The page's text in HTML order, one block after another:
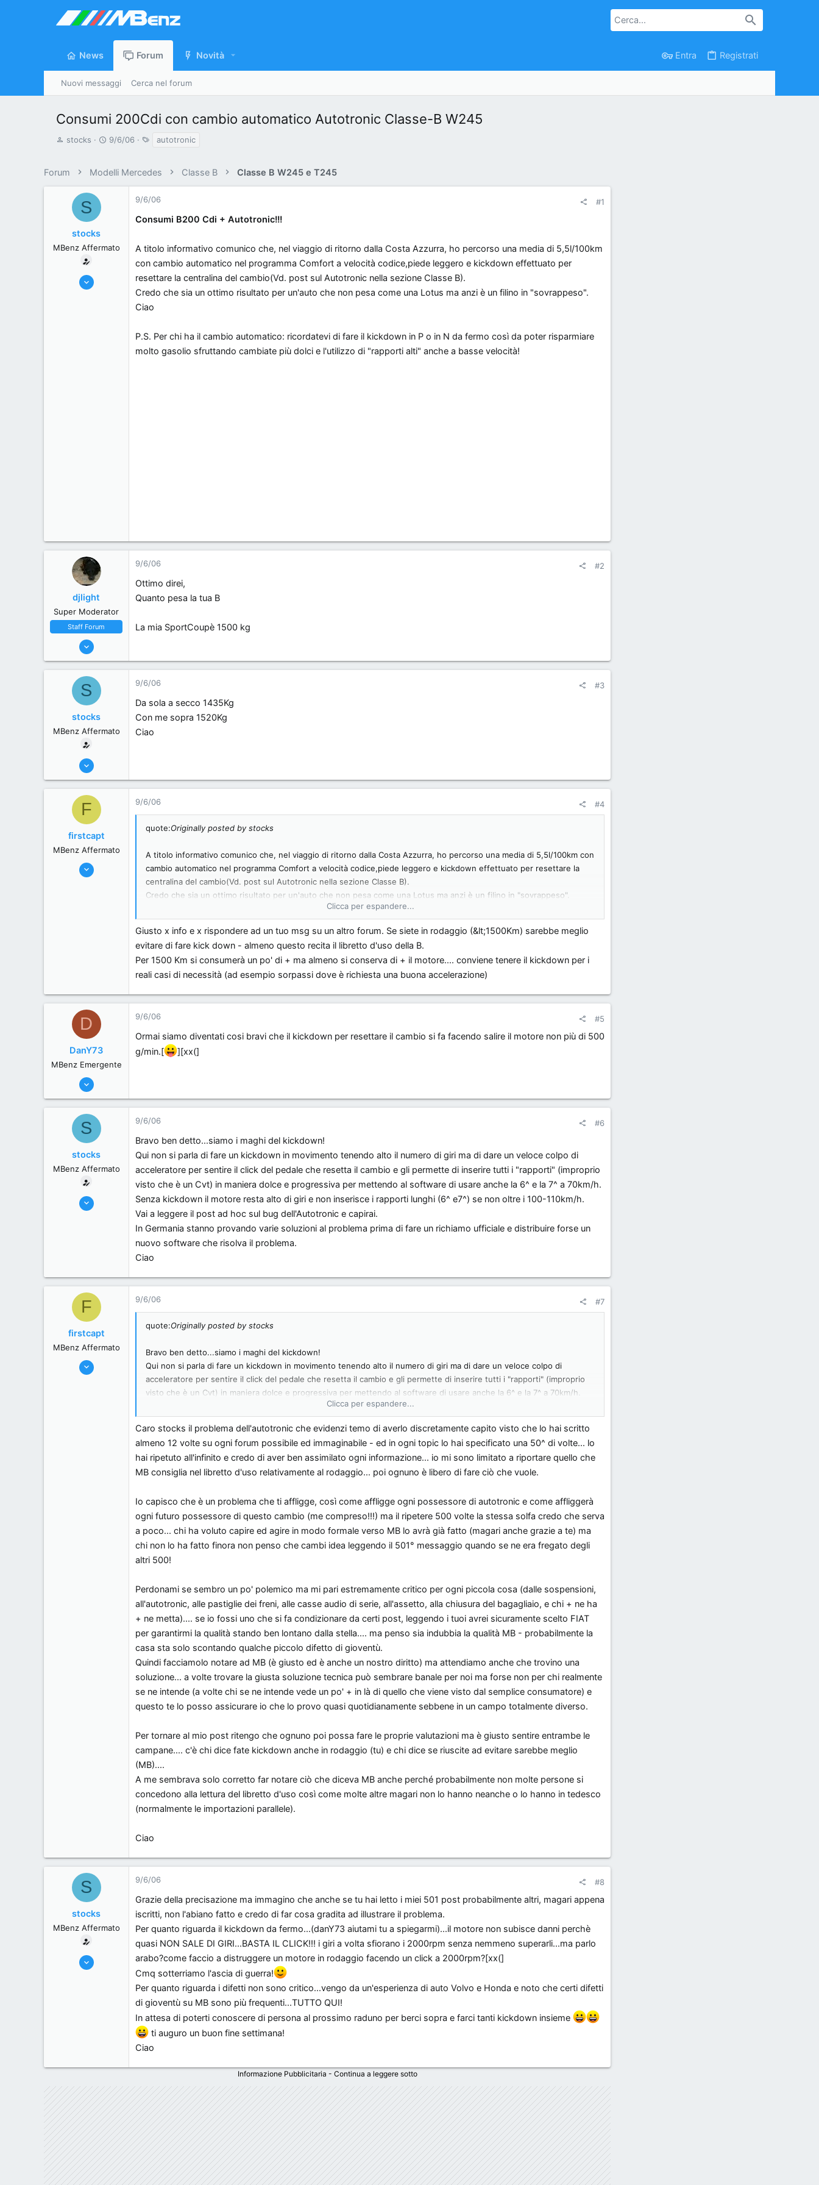
News Forum Novità Entra Registrati
Nuovi messaggi Cerca nel forum
Consumi 200Cdi con cambio automatico Autotronic Classe-B W245
A
o
s
stocks
D
a
i
9/6/06 autotronic
Forum Modelli Mercedes Classe B Classe B W245 e T245
S
stocks
MBenz Affermato
9/6/06 #1
Consumi B200 Cdi + Autotronic!!!
A titolo informativo comunico che, nel viaggio di ritorno dalla Costa Azzurra, ho percorso una media di 5,5l/100km
con cambio automatico nel programma Comfort a velocità codice,piede leggero e kickdown effettuato per
resettare la centralina del cambio(Vd. post sul Autotronic nella sezione Classe B).
Credo che sia un ottimo risultato per un'auto che non pesa come una Lotus ma anzi è un filino in "sovrappeso".
Ciao
P.S. Per chi ha il cambio automatico: ricordatevi di fare il kickdown in P o in N da fermo così da poter risparmiare
molto gasolio sfruttando cambiate più dolci e l'utilizzo di "rapporti alti" anche a basse velocità!
djlight
Super Moderator
Staff Forum
22/5/06
18
Milano, Italy
9/6/06 #2
Ottimo direi,
Quanto pesa la tua B
La mia SportCoupè 1500 kg
S
stocks
MBenz Affermato
0
brescia, Italy.
9/6/06 #3
Da sola a secco 1435Kg
Con me sopra 1520Kg
Ciao
F
firstcapt
MBenz Affermato
9/6/06 #4
quote:Originally posted by stocks
A titolo informativo comunico che, nel viaggio di ritorno dalla Costa Azzurra, ho percorso una media di 5,5l/100km con
cambio automatico nel programma Comfort a velocità codice,piede leggero e kickdown effettuato per resettare la
centralina del cambio(Vd. post sul Autotronic nella sezione Classe B).
Credo che sia un ottimo risultato per un'auto che non pesa come una Lotus ma anzi è un filino in "sovrappeso".
P.S. Per chi ha il cambio automatico: ricordatevi di fare il kickdown in P o in N da fermo così da poter risparmiare
molto gasolio sfruttando cambiate più dolci e l'utilizzo di "rapporti alti" anche a basse velocità!
Clicca per espandere...
Giusto x info e x rispondere ad un tuo msg su un altro forum. Se siete in rodaggio (&lt;1500Km) sarebbe meglio
evitare di fare kick down - almeno questo recita il libretto d'uso della B.
Per 1500 Km si consumerà un po' di + ma almeno si conserva di + il motore.... conviene tenere il kickdown per i
reali casi di necessità (ad esempio sorpassi dove è richiesta una buona accelerazione)
D
DanY73
MBenz Emergente
0
9/6/06 #5
Ormai siamo diventati cosi bravi che il kickdown per resettare il cambio si fa facendo salire il motore non più di 500
g/min.[
][xx(]
S
stocks
MBenz Affermato
9/6/06 #6
Bravo ben detto...siamo i maghi del kickdown!
Qui non si parla di fare un kickdown in movimento tenendo alto il numero di giri ma di dare un veloce colpo di
acceleratore per sentire il click del pedale che resetta il cambio e gli permette di inserire tutti i "rapporti" (improprio
visto che è un Cvt) in maniera dolce e progressiva per mettendo al software di usare anche la 6^ e la 7^ a 70km/h.
Senza kickdown il motore resta alto di giri e non inserisce i rapporti lunghi (6^ e7^) se non oltre i 100-110km/h.
Vai a leggere il post ad hoc sul bug dell'Autotronic e capirai.
In Germania stanno provando varie soluzioni al problema prima di fare un richiamo ufficiale e distribuire forse un
nuovo software che risolva il problema.
Ciao
F
firstcapt
MBenz Affermato
9/6/06 #7
quote:Originally posted by stocks
Bravo ben detto...siamo i maghi del kickdown!
Qui non si parla di fare un kickdown in movimento tenendo alto il numero di giri ma di dare un veloce colpo di
acceleratore per sentire il click del pedale che resetta il cambio e gli permette di inserire tutti i "rapporti" (improprio
visto che è un Cvt) in maniera dolce e progressiva per mettendo al software di usare anche la 6^ e la 7^ a 70km/h.
Senza kickdown il motore resta alto di giri e non inserisce i rapporti lunghi (6^ e7^) se non oltre i 100-110km/h.
Vai a leggere il post ad hoc sul bug dell'Autotronic e capirai.
In Germania stanno provando varie soluzioni al problema prima di fare un richiamo ufficiale e distribuire forse un
nuovo software che risolva il problema.
Ciao
Clicca per espandere...
Caro stocks il problema dell'autotronic che evidenzi temo di averlo discretamente capito visto che lo hai scritto
almeno 12 volte su ogni forum possibile ed immaginabile - ed in ogni topic lo hai specificato una 50^ di volte... lo
hai ripetuto all'infinito e credo di aver ben assimilato ogni informazione... io mi sono limitato a riportare quello che
MB consiglia nel libretto d'uso relativamente al rodaggio... poi ognuno è libero di fare ciò che vuole.
Io capisco che è un problema che ti affligge, così come affligge ogni possessore di autotronic e come affliggerà
ogni futuro possessore di questo cambio (me compreso!!!) ma il ripetere 500 volte la stessa solfa credo che serva
a poco... chi ha voluto capire ed agire in modo formale verso MB lo avrà già fatto (magari anche grazie a te) ma
chi non lo ha fatto finora non penso che cambi idea leggendo il 501° messaggio quando se ne era fregato degli
altri 500!
Perdonami se sembro un po' polemico ma mi pari estremamente critico per ogni piccola cosa (dalle sospensioni,
all'autotronic, alle pastiglie dei freni, alle casse audio di serie, all'assetto, alla chiusura del bagagliaio, e chi + ne ha
+ ne metta).... se io fossi uno che si fa condizionare da certi post, leggendo i tuoi avrei sicuramente scelto FIAT
per garantirmi la qualità stando ben lontano dalla stella.... ma penso sia indubbia la qualità MB - probabilmente la
casa sta solo scontando qualche piccolo difetto di gioventù.
Quindi facciamolo notare ad MB (è giusto ed è anche un nostro diritto) ma attendiamo anche che trovino una
soluzione... a volte trovare la giusta soluzione tecnica può sembrare banale per noi ma forse non per chi realmente
se ne intende (a volte chi se ne intende vede un po' + in là di quello che viene visto dal semplice consumatore) e
questo te lo posso assicurare io che lo provo quasi quotidianamente sebbene in un campo totalmente diverso.
Per tornare al mio post ritengo che ognuno poi possa fare le proprie valutazioni ma è giusto sentire entrambe le
campane.... c'è chi dice fate kickdown anche in rodaggio (tu) e chi dice se riuscite ad evitare sarebbe meglio
(MB)....
A me sembrava solo corretto far notare ciò che diceva MB anche perché probabilmente non molte persone si
concedono alla lettura del libretto d'uso così come molte altre magari non lo hanno neanche o lo hanno in tedesco
(normalmente le importazioni parallele).
Ciao
S
stocks
MBenz Affermato
9/6/06 #8
Grazie della precisazione ma immagino che anche se tu hai letto i miei 501 post probabilmente altri, magari appena
iscritti, non l'abiano fatto e credo di far cosa gradita ad illustrare il problema.
Per quanto riguarda il kickdown da fermo...(danY73 aiutami tu a spiegarmi)...il motore non subisce danni perchè
quasi NON SALE DI GIRI...BASTA IL CLICK!!! i giri a volta sfiorano i 2000rpm senza nemmeno superarli...ma parlo
arabo?come faccio a distruggere un motore in rodaggio facendo un click a 2000rpm?[xx(]
Cmq sotterriamo l'ascia di guerra!
Per quanto riguarda i difetti non sono critico...vengo da un'esperienza di auto Volvo e Honda e noto che certi difetti
di gioventù su MB sono più frequenti...TUTTO QUI!
In attesa di poterti conoscere di persona al prossimo raduno per berci sopra e farci tanti kickdown insieme
ti auguro un buon fine settimana!
Ciao
Informazione Pubblicitaria - Continua a leggere sotto